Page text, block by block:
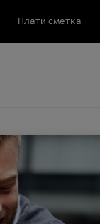
Плати сметка